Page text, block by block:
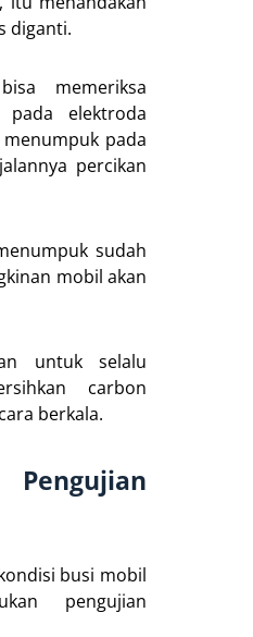
diganti.
memeriksa
pada elektroda
pada
percikan
sudah
mobil akan
untuk selalu
carbon
berkala.
busi mobil
pengujian